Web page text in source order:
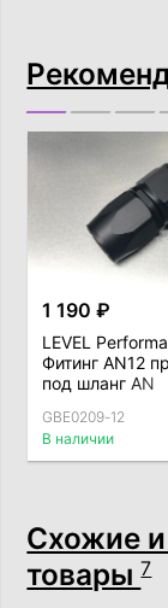
1 190 ₽
LEVEL
Фитинг AN12
под шланг AN
GBE0209-12
В наличии
Схожие и
товары7